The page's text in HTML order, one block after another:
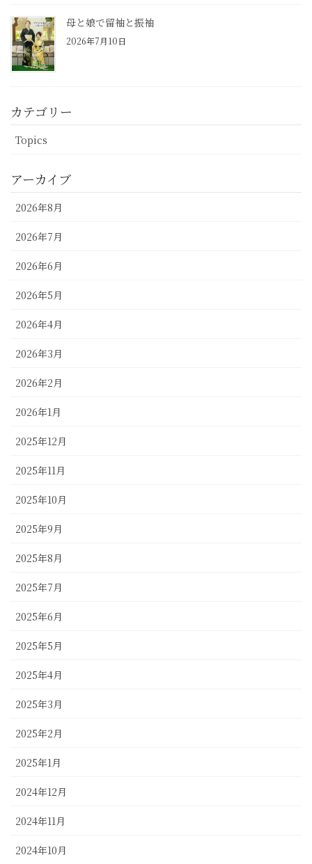
母と娘で留袖と振袖
2026年7月10日
カテゴリー
Topics
アーカイブ
2026年8月
2026年7月
2026年6月
2026年5月
2026年4月
2026年3月
2026年2月
2026年1月
2025年12月
2025年11月
2025年10月
2025年9月
2025年8月
2025年7月
2025年6月
2025年5月
2025年4月
2025年3月
2025年2月
2025年1月
2024年12月
2024年11月
2024年10月